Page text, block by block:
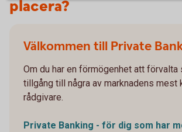
placera?
Välkommen till Private
Om du har en förmögenhet att förvalta
tillgång till några av marknadens mest
rådgivare.
Private Banking - för dig som har